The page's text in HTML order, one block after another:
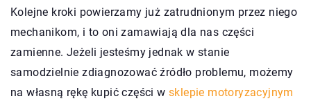
Kolejne kroki powierzamy już zatrudnionym przez niego
mechanikom, i to oni zamawiają dla nas części
zamienne. Jeżeli jesteśmy jednak w stanie
samodzielnie zdiagnozować źródło problemu, możemy
na własną rękę kupić części w sklepie motoryzacyjnym